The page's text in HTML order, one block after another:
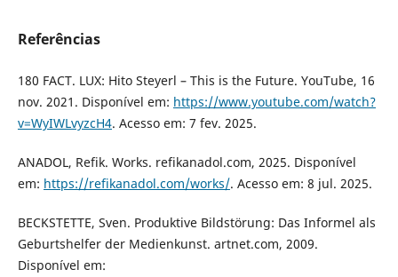
Referências
180 FACT. LUX: Hito Steyerl – This is the Future. YouTube, 16
nov. 2021. Disponível em: https://www.youtube.com/watch?
v=WyIWLvyzcH4. Acesso em: 7 fev. 2025.
ANADOL, Refik. Works. refikanadol.com, 2025. Disponível
em: https://refikanadol.com/works/. Acesso em: 8 jul. 2025.
BECKSTETTE, Sven. Produktive Bildstörung: Das Informel als
Geburtshelfer der Medienkunst. artnet.com, 2009.
Disponível em: